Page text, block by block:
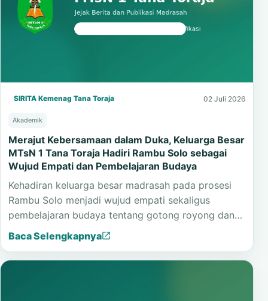
SIRITA Kemenag Tana Toraja 02 Juli 2026
Akademik
Merajut Kebersamaan dalam Duka, Keluarga Besar
MTsN 1 Tana Toraja Hadiri Rambu Solo sebagai
Wujud Empati dan Pembelajaran Budaya
Kehadiran keluarga besar madrasah pada prosesi
Rambu Solo menjadi wujud empati sekaligus
pembelajaran budaya tentang gotong royong dan…
Baca Selengkapnya